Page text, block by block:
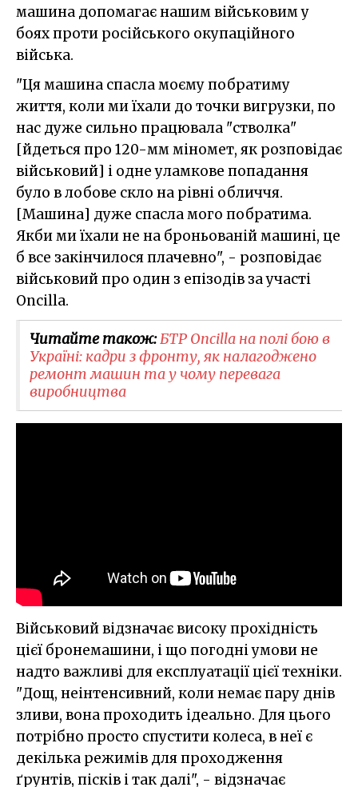
машина допомагає нашим військовим у
боях проти російського окупаційного
війська.
"Ця машина спасла моєму побратиму
життя, коли ми їхали до точки вигрузки, по
нас дуже сильно працювала "стволка"
[йдеться про 120-мм міномет, як розповідає
військовий] і одне уламкове попадання
було в лобове скло на рівні обличчя.
[Машина] дуже спасла мого побратима.
Якби ми їхали не на броньованій машині, це
б все закінчилося плачевно", - розповідає
військовий про один з епізодів за участі
Oncilla.
Читайте також:БТР Oncilla на полі бою в
Україні: кадри з фронту, як налагоджено
ремонт машин та у чому перевага
виробництва
Військовий відзначає високу прохідність
цієї бронемашини, і що погодні умови не
надто важливі для експлуатації цієї техніки.
"Дощ, неінтенсивний, коли немає пару днів
зливи, вона проходить ідеально. Для цього
потрібно просто спустити колеса, в неї є
декілька режимів для проходження
ґрунтів, пісків і так далі", - відзначає